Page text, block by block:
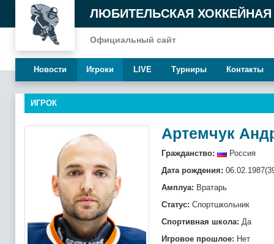
ЛЮБИТЕЛЬСКАЯ ХОККЕЙНАЯ
Официальный сайт
Новости Игроки LIVE Турниры Контакты
ИГРОК
Артемчук
Гражданство:
Россия
Дата рождения:
Амплуа: Вратарь
Статус: Спортшкольник
Спортивная школа: Да
Игровое прошлое: Нет